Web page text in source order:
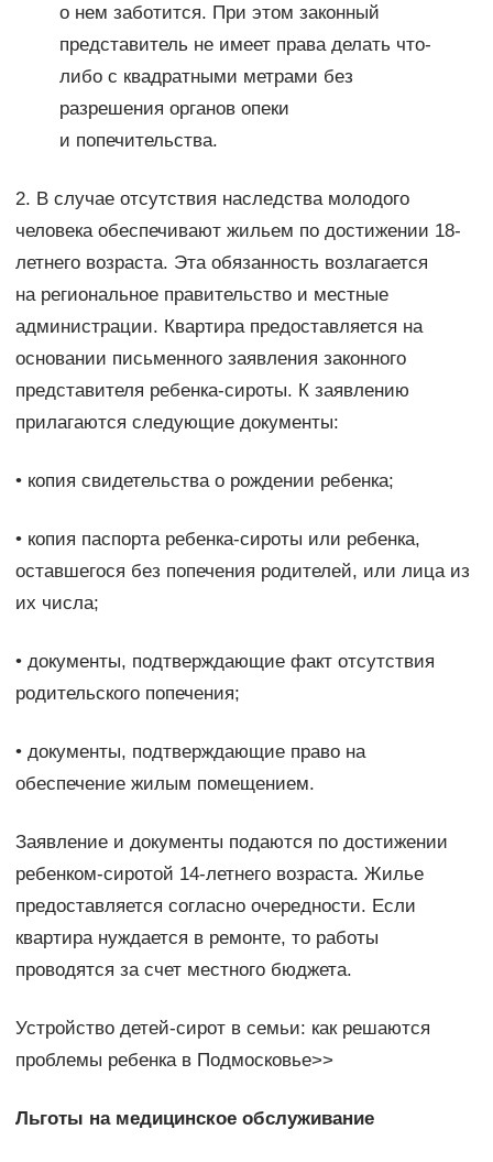
о нем заботится. При этом законный
представитель не имеет права делать что-
либо с квадратными метрами без
разрешения органов опеки
и попечительства.
2. В случае отсутствия наследства молодого
человека обеспечивают жильем по достижении 18-
летнего возраста. Эта обязанность возлагается
на региональное правительство и местные
администрации. Квартира предоставляется на
основании письменного заявления законного
представителя ребенка-сироты. К заявлению
прилагаются следующие документы:
• копия свидетельства о рождении ребенка;
• копия паспорта ребенка-сироты или ребенка,
оставшегося без попечения родителей, или лица из
их числа;
• документы, подтверждающие факт отсутствия
родительского попечения;
• документы, подтверждающие право на
обеспечение жилым помещением.
Заявление и документы подаются по достижении
ребенком-сиротой 14-летнего возраста. Жилье
предоставляется согласно очередности. Если
квартира нуждается в ремонте, то работы
проводятся за счет местного бюджета.
Устройство детей-сирот в семьи: как решаются
проблемы ребенка в Подмосковье>>
Льготы на медицинское обслуживание